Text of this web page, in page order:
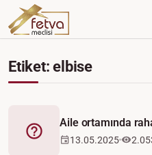
Etiket: elbise
Fetva
Aile ortamında
13.05.2025